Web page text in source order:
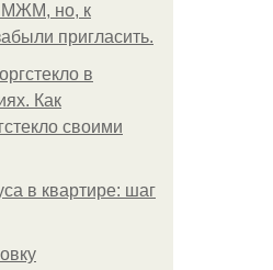
МЖМ, но, к
пригласить.
в
Как
своими
в квартире: шаг